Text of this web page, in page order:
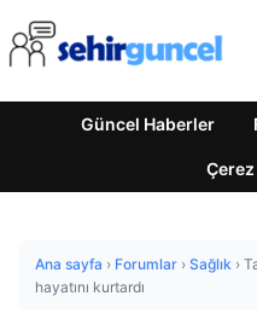
Güncel Haberler
Ana sayfa › Forumlar › Sağlık ›
hayatını kurtardı